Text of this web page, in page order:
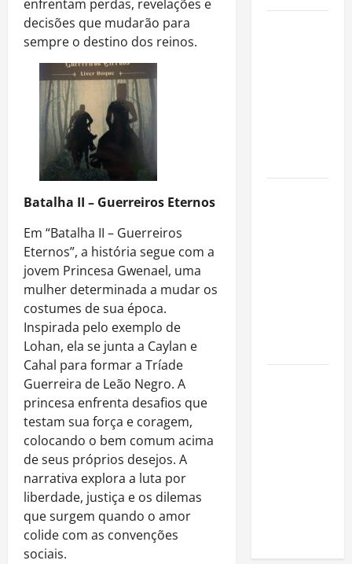
enfrentam perdas, revelações e
decisões que mudarão para
sempre o destino dos reinos.
Batalha II – Guerreiros Eternos
Em “Batalha II – Guerreiros
Eternos”, a história segue com a
jovem Princesa Gwenael, uma
mulher determinada a mudar os
costumes de sua época.
Inspirada pelo exemplo de
Lohan, ela se junta a Caylan e
Cahal para formar a Tríade
Guerreira de Leão Negro. A
princesa enfrenta desafios que
testam sua força e coragem,
colocando o bem comum acima
de seus próprios desejos. A
narrativa explora a luta por
liberdade, justiça e os dilemas
que surgem quando o amor
colide com as convenções
sociais.